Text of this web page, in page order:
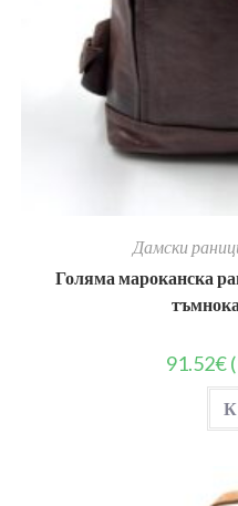
Дамски
Голяма мароканска
91.52€